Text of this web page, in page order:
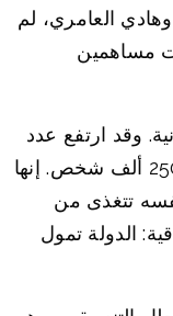
العامري، لم
مساهمين
وقد ارتفع عدد
أفرادها، بحسب التقديرات، إلى نحو 250 ألف شخص. إنها
تتغذى من
الدولة تمول